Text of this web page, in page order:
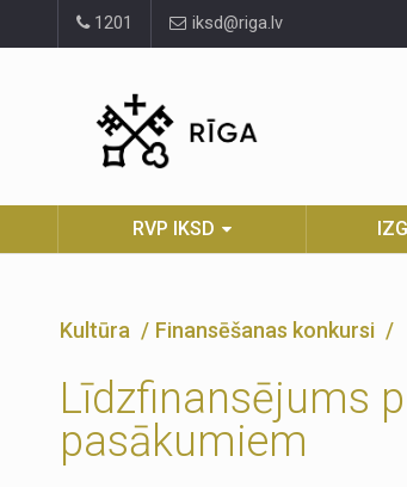
1201 iksd@riga.lv
RVP IKSD
Kultūra Finansēšanas konkursi
Līdzfinansējums
pasākumiem